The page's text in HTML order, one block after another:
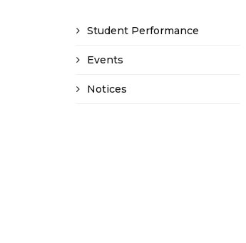
Student Performance
Events
Notices